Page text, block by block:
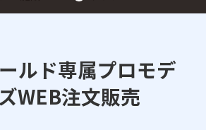
ルド専属プロモデ
WEB注文販売